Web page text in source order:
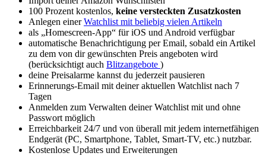
100 Prozent kostenlos, keine versteckten Zusatzkosten
Anlegen einerWatchlist mit beliebig vielen Artikeln
als „Homescreen-App“ für iOS und Android verfügbar
automatische Benachrichtigung per Email, sobald ein Artikel
zu dem von dir gewünschten Preis angeboten wird
(berücksichtigt auch Blitzangebote )
deine Preisalarme kannst du jederzeit pausieren
Erinnerungs-Email mit deiner aktuellen Watchlist nach 7
Tagen
Anmelden zum Verwalten deiner Watchlist mit und ohne
Passwort möglich
Erreichbarkeit 24/7 und von überall mit jedem internetfähigen
Endgerät (PC, Smartphone, Tablet, Smart-TV, etc.) nutzbar.
Kostenlose Updates und Erweiterungen